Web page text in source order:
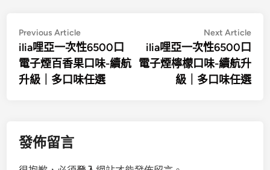
文
章
導
覽
Previous ArticlePrevious
article:
ilia哩亞一次性6500口
電子煙百香果口味-續航
升級｜多口味任選
Next Article
ilia哩亞一次性6500口
電子煙檸檬口味-續航升
級｜多口味任選
發佈留言